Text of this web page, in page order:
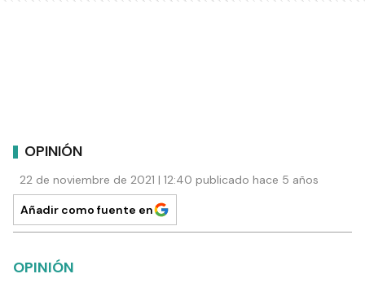
OPINIÓN
22 de noviembre de 2021 | 12:40 publicado hace 5 años
Añadir como fuente en
OPINIÓN